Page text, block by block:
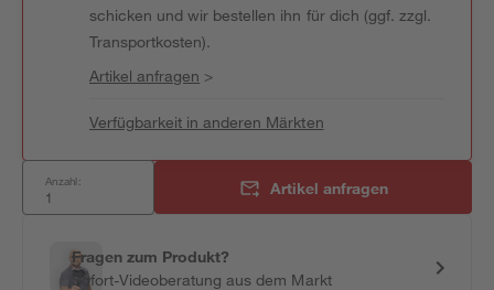
schicken und wir bestellen ihn für dich (ggf. zzgl.
Transportkosten).
Artikel anfragen >
Verfügbarkeit in anderen Märkten
Anzahl: Artikel anfragen
Fragen zum Produkt?
Sofort-Videoberatung aus dem Markt